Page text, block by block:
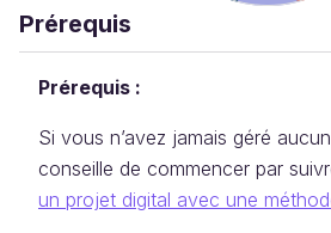
Prérequis
Prérequis :
Si vous n’avez jamais géré
conseille de commencer par
un projet digital avec une